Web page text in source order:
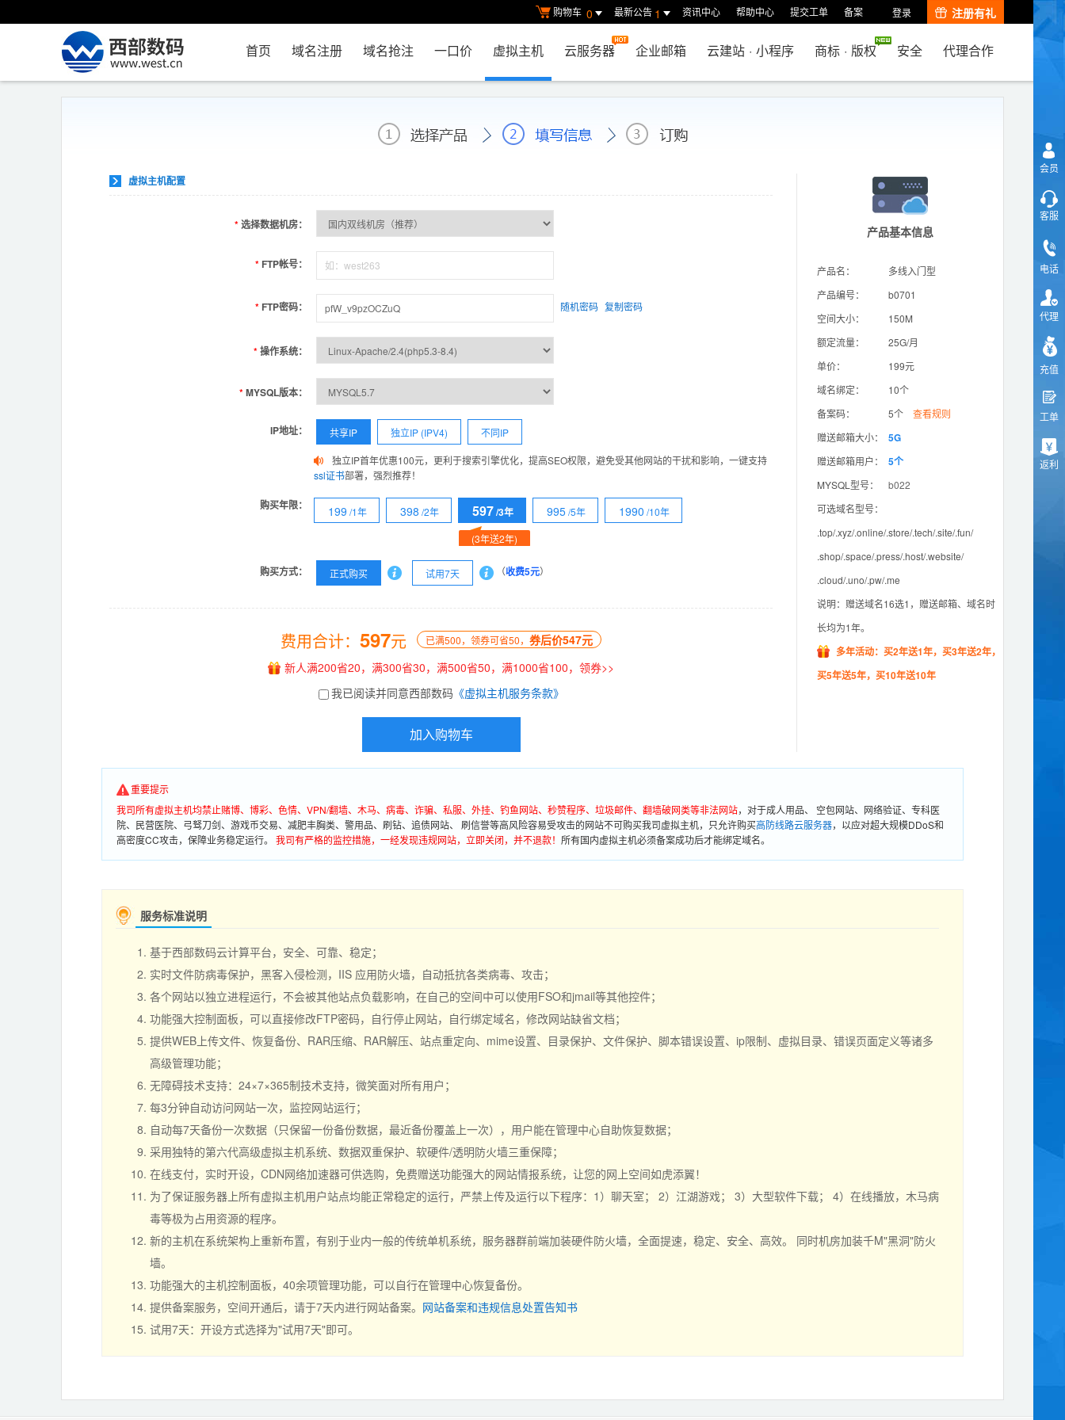
购物车 0 最新公告 1 资讯中心 帮助中心 提交工单 备案 登录 注册有礼
首页 域名注册 域名抢注 一口价 虚拟主机 云服务器 企业邮箱 云建站 · 小程序 商标 · 版权 安全 代理合作
产品基本信息
产品名：
多线入门型
产品编号：
b0701
空间大小：
150M
额定流量：
25G/月
单价：
199元
域名绑定：
10个
备案码：
5个 查看规则
赠送邮箱大小：
5G
赠送邮箱用户： 5个
MYSQL型号：
b022
可选域名型号：
.top/.xyz/.online/.store/.tech/.site/.fun/
.shop/.space/.press/.host/.website/
.cloud/.uno/.pw/.me
说明：赠送域名16选1，赠送邮箱、域名时
长均为1年。
多年活动：买2年送1年，买3年送2年，
买5年送5年，买10年送10年
虚拟主机配置
*选择数据机房：
* FTP帐号：
* FTP密码： 随机密码 复制密码
*操作系统：
*MYSQL版本：
IP地址： 共享IP 独立IP (IPV4) 不同IP
独立IP首年优惠100元，更利于搜索引擎优化，提高SEO权限，避免受其他网站的干扰和影响，一键支持
ssl证书部署，强烈推荐！
购买年限： 199 /1年 398 /2年 597/3年
(3年送2年)
995/5年 1990 /10年
购买方式： 正式购买 试用7天 （收费5元）
费用合计： 597元 已满500，领券可省50， 券后价547元
新人满200省20，满300省30，满500省50，满1000省100，领券>>
我已阅读并同意西部数码 《虚拟主机服务条款》
加入购物车
重要提示
我司所有虚拟主机均禁止赌博、博彩、色情、VPN/翻墙、木马、病毒、诈骗、私服、外挂、钓鱼网站、秒赞程序、垃圾邮件、翻墙破网类等非法网站，对于成人用品、 空包网站、网络验证、专科医
院、民营医院、弓驽刀剑、游戏币交易、减肥丰胸类、警用品、刷钻、追债网站、 刷信誉等高风险容易受攻击的网站不可购买我司虚拟主机，只允许购买高防线路云服务器，以应对超大规模DDoS和
高密度CC攻击，保障业务稳定运行。 我司有严格的监控措施，一经发现违规网站，立即关闭，并不退款！ 所有国内虚拟主机必须备案成功后才能绑定域名。
服务标准说明
基于西部数码云计算平台，安全、可靠、稳定；
实时文件防病毒保护，黑客入侵检测，IIS 应用防火墙，自动抵抗各类病毒、攻击；
各个网站以独立进程运行，不会被其他站点负载影响，在自己的空间中可以使用FSO和jmail等其他控件；
功能强大控制面板，可以直接修改FTP密码，自行停止网站，自行绑定域名，修改网站缺省文档；
提供WEB上传文件、恢复备份、RAR压缩、RAR解压、站点重定向、mime设置、目录保护、文件保护、脚本错误设置、ip限制、虚拟目录、错误页面定义等诸多
高级管理功能；
无障碍技术支持：24×7×365制技术支持，微笑面对所有用户；
每3分钟自动访问网站一次，监控网站运行；
自动每7天备份一次数据（只保留一份备份数据，最近备份覆盖上一次），用户能在管理中心自助恢复数据；
采用独特的第六代高级虚拟主机系统、数据双重保护、软硬件/透明防火墙三重保障；
在线支付，实时开设，CDN网络加速器可供选购，免费赠送功能强大的网站情报系统，让您的网上空间如虎添翼！
为了保证服务器上所有虚拟主机用户站点均能正常稳定的运行，严禁上传及运行以下程序：1）聊天室； 2）江湖游戏； 3）大型软件下载； 4）在线播放，木马病
毒等极为占用资源的程序。
新的主机在系统架构上重新布置，有别于业内一般的传统单机系统，服务器群前端加装硬件防火墙，全面提速，稳定、安全、高效。 同时机房加装千M"黑洞"防火
墙。
功能强大的主机控制面板，40余项管理功能，可以自行在管理中心恢复备份。
提供备案服务，空间开通后，请于7天内进行网站备案。 网站备案和违规信息处置告知书
试用7天：开设方式选择为"试用7天"即可。
会员
客服
电话
代理
充值
工单
返利